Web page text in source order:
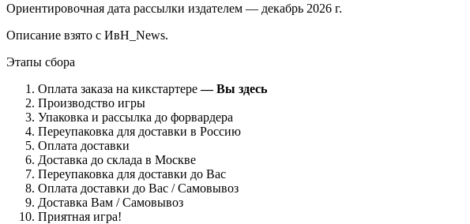
Ориентировочная дата рассылки издателем — декабрь 2026 г.
Описание взято с ИвН_News.
Этапы сбора
Оплата заказа на кикстартере— Вы здесь
Производство игры
Упаковка и рассылка до форвардера
Переупаковка для доставки в Россию
Оплата доставки
Доставка до склада в Москве
Переупаковка для доставки до Вас
Оплата доставки до Вас / Самовывоз
Доставка Вам / Самовывоз
Приятная игра!